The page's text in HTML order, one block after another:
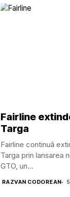
Fairline
Targa
Fairline continuă
Targa prin lansarea
GTO, un...
RAZVAN CODOREAN